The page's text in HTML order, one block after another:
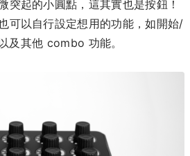
突起的小圓點，這其實也是按鈕！
可以自行設定想用的功能，如開始/
及其他 combo 功能。